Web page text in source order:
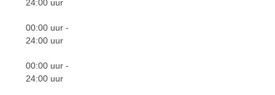
24:00 uur
00:00 uur -
24:00 uur
00:00 uur -
24:00 uur